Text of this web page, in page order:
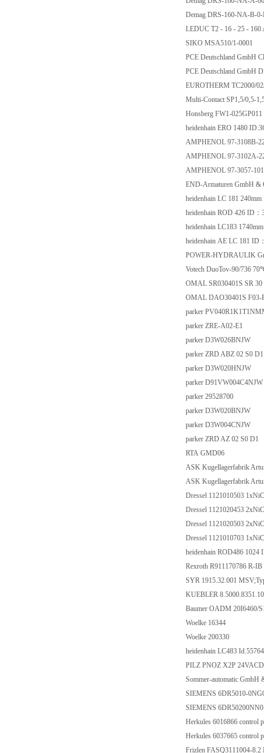
Demag DRS-160-NA-B-
LEDUC T2 - 16 - 25 - 160
SIKO MSA510/1-0001
PCE Deutschland GmbH
PCE Deutschland GmbH
EUROTHERM TC2000/
Multi-Contact SP1,5/0,5-
Honsberg FW1-025GP011
heidenhain ERO 1480
AMPHENOL 97-3108B-
AMPHENOL 97-3102A-
AMPHENOL 97-3057-
END-Armaturen GmbH &
heidenhain LC 181
heidenhain ROD 426 ID：
heidenhain LC183
heidenhain AE LC 181 ID
POWER-HYDRAULIK
Votech DuoTov-90/736
OMAL SR030401S SR 30
OMAL DAO30401S F03-
parker
parker ZRE-A02-E1
parker D3W026BNJW
parker ZRD ABZ 02 S0 D1
parker D3W020HNJW
parker D91VW004C4NJW
parker 29528700
parker D3W020BNJW
parker D3W004CNJW
parker ZRD AZ 02 S0 D1
RTA GMD06
ASK Kugellagerfabrik
ASK Kugellagerfabrik
Dressel 1121010503
Dressel 1121020453
Dressel 1121020503
Dressel 1121010703
heidenhain ROD486 1024
Rexroth R911170786 R-
SYR 1915.32.001
KUEBLER
Baumer OADM 20I6460/
Woelke 16344
Woelke 200330
heidenhain LC483
PILZ PNOZ X2P
Sommer-automatic GmbH
SIEMENS 6DR5010-
SIEMENS
Herkules 6016866 control
Herkules 6037665 control
Frizlen FASQ3111004-8.2